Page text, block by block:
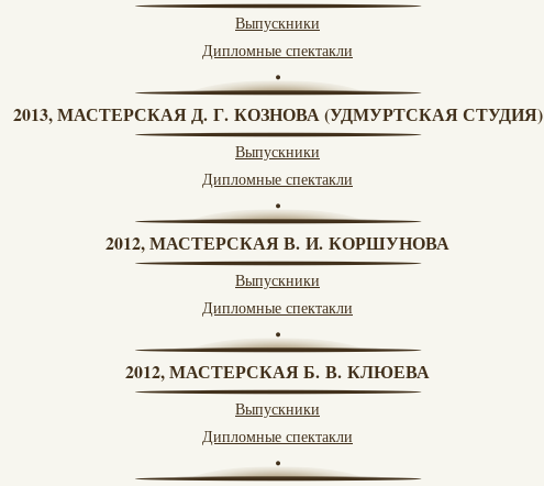
Выпускники
Дипломные спектакли
2013, МАСТЕРСКАЯ Д. Г. КОЗНОВА (УДМУРТСКАЯ СТУДИЯ)
Выпускники
Дипломные спектакли
2012, МАСТЕРСКАЯ В. И. КОРШУНОВА
Выпускники
Дипломные спектакли
2012, МАСТЕРСКАЯ Б. В. КЛЮЕВА
Выпускники
Дипломные спектакли